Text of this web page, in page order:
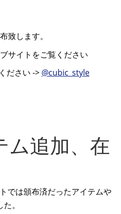
致します。
サイトをご覧ください
ださい -> @cubic_style
ム追加、在
では頒布済だったアイテムや
。